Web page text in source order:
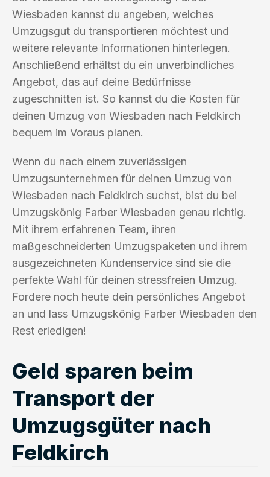
Wiesbaden kannst du angeben, welches
Umzugsgut du transportieren möchtest und
weitere relevante Informationen hinterlegen.
Anschließend erhältst du ein unverbindliches
Angebot, das auf deine Bedürfnisse
zugeschnitten ist. So kannst du die Kosten für
deinen Umzug von Wiesbaden nach Feldkirch
bequem im Voraus planen.
Wenn du nach einem zuverlässigen
Umzugsunternehmen für deinen Umzug von
Wiesbaden nach Feldkirch suchst, bist du bei
Umzugskönig Farber Wiesbaden genau richtig.
Mit ihrem erfahrenen Team, ihren
maßgeschneiderten Umzugspaketen und ihrem
ausgezeichneten Kundenservice sind sie die
perfekte Wahl für deinen stressfreien Umzug.
Fordere noch heute dein persönliches Angebot
an und lass Umzugskönig Farber Wiesbaden den
Rest erledigen!
Geld sparen beim
Transport der
Umzugsgüter nach
Feldkirch